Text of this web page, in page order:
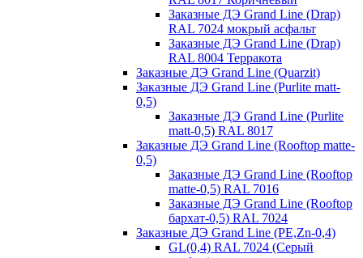
Заказные ДЭ Grand Line (Drap)
RAL 7024 мокрый асфальт
Заказные ДЭ Grand Line (Drap)
RAL 8004 Терракота
Заказные ДЭ Grand Line (Quarzit)
Заказные ДЭ Grand Line (Purlite matt-
0,5)
Заказные ДЭ Grand Line (Purlite
matt-0,5) RAL 8017
Заказные ДЭ Grand Line (Rooftop matte-
0,5)
Заказные ДЭ Grand Line (Rooftop
matte-0,5) RAL 7016
Заказные ДЭ Grand Line (Rooftop
бархат-0,5) RAL 7024
Заказные ДЭ Grand Line (PE,Zn-0,4)
GL(0,4) RAL 7024 (Серый